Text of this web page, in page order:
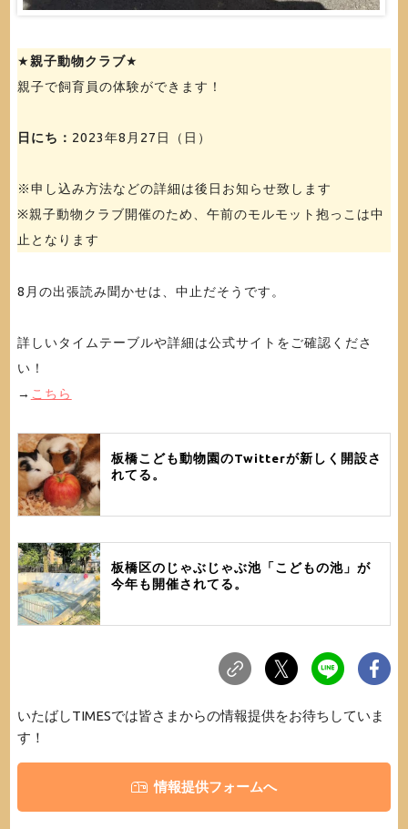
★親子動物クラブ★
親子で飼育員の体験ができます！
日にち： 2023年8月27日（日）
※申し込み方法などの詳細は後日お知らせ致します
※親子動物クラブ開催のため、午前のモルモット抱っこは中
止となります
8月の出張読み聞かせは、中止だそうです。
詳しいタイムテーブルや詳細は公式サイトをご確認くださ
い！
→ こちら
板橋こども動物園のTwitterが新しく開設さ
れてる。
板橋区のじゃぶじゃぶ池「こどもの池」が
今年も開催されてる。
いたばしTIMESでは皆さまからの情報提供をお待ちしていま
す！
情報提供フォームへ